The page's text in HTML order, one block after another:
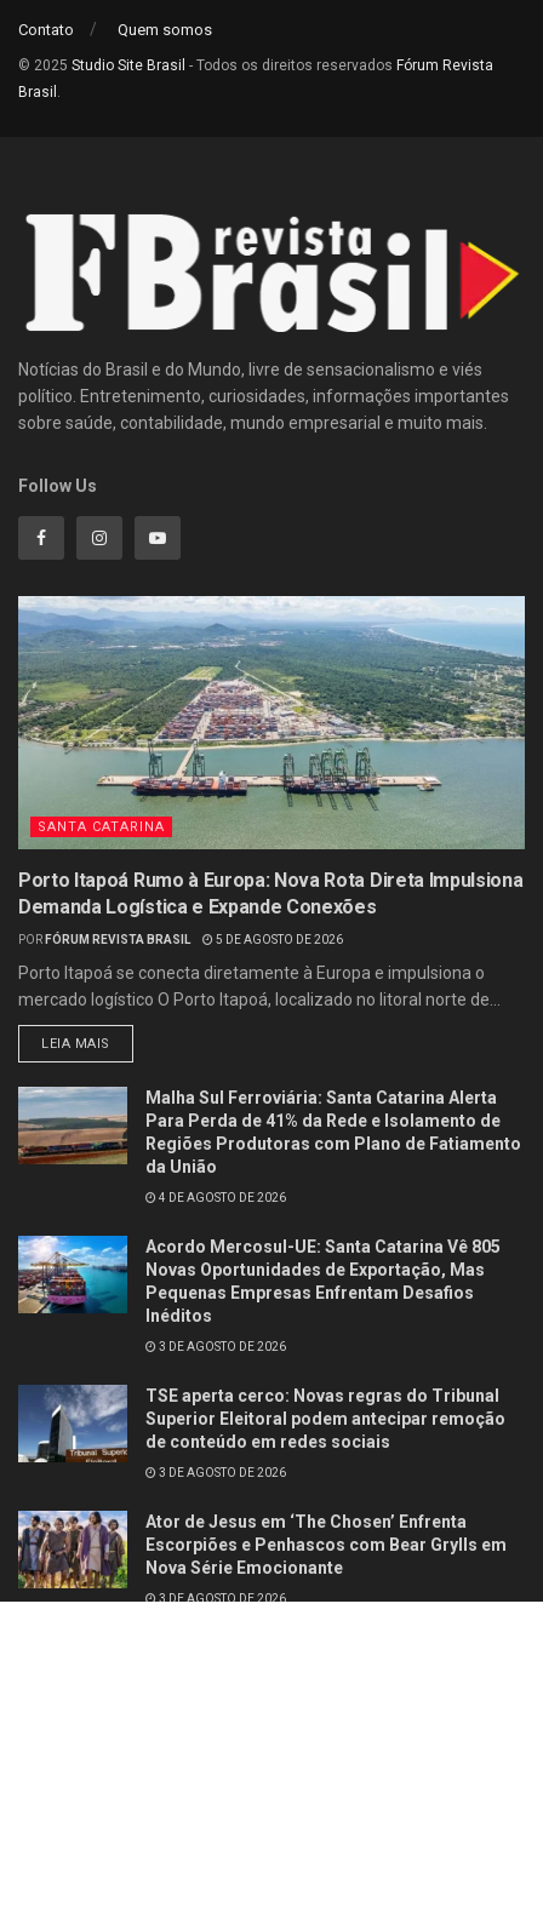
Contato Quem somos
© 2025 Studio Site Brasil - Todos os direitos reservados Fórum Revista
Brasil
Notícias do Brasil e do Mundo, livre de sensacionalismo e viés
político. Entretenimento, curiosidades, informações importantes
sobre saúde, contabilidade, mundo empresarial e muito mais.
Follow Us
SANTA CATARINA
Porto Itapoá Rumo à Europa: Nova Rota Direta Impulsiona
Demanda Logística e Expande Conexões
POR FÓRUM REVISTA BRASIL 5 DE AGOSTO DE 2026
Porto Itapoá se conecta diretamente à Europa e impulsiona o
mercado logístico O Porto Itapoá, localizado no litoral norte de...
LEIA MAIS
Malha Sul Ferroviária: Santa Catarina Alerta
Para Perda de 41% da Rede e Isolamento de
Regiões Produtoras com Plano de Fatiamento
da União
4 DE AGOSTO DE 2026
Acordo Mercosul-UE: Santa Catarina Vê 805
Novas Oportunidades de Exportação, Mas
Pequenas Empresas Enfrentam Desafios
Inéditos
3 DE AGOSTO DE 2026
TSE aperta cerco: Novas regras do Tribunal
Superior Eleitoral podem antecipar remoção
de conteúdo em redes sociais
3 DE AGOSTO DE 2026
Ator de Jesus em ‘The Chosen’ Enfrenta
Escorpiões e Penhascos com Bear Grylls em
Nova Série Emocionante
3 DE AGOSTO DE 2026